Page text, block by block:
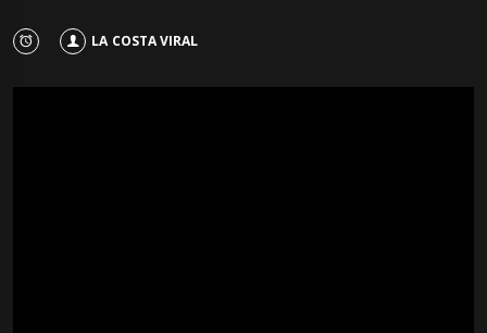
LA COSTA VIRAL